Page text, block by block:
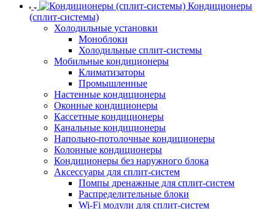
Кондиционеры
(сплит-системы)
Холодильные установки
Моноблоки
Холодильные сплит-системы
Мобильные кондиционеры
Климатизаторы
Промышленные
Настенные кондиционеры
Оконные кондиционеры
Кассетные кондиционеры
Канальные кондиционеры
Напольно-потолочные кондиционеры
Колонные кондиционеры
Кондиционеры без наружного блока
Аксессуары для сплит-систем
Помпы дренажные для сплит-систем
Распределительные блоки
Wi-Fi модули для сплит-систем